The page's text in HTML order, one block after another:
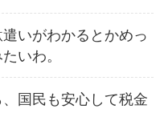
いがわかるとかめっ
いわ。
国民も安心して税金